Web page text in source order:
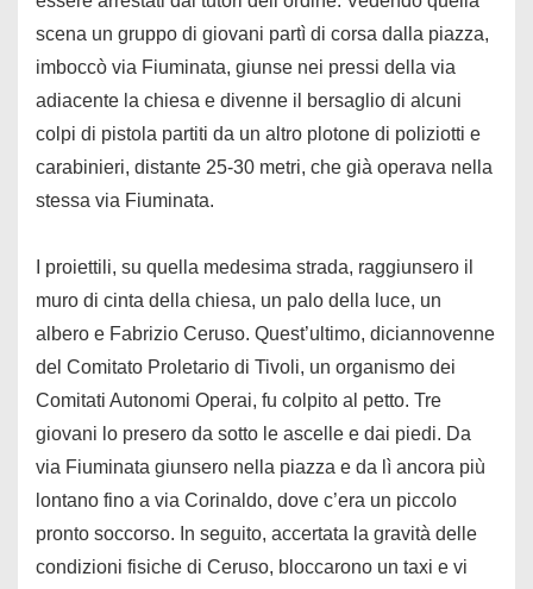
scena un gruppo di giovani partì di corsa dalla piazza,
imboccò via Fiuminata, giunse nei pressi della via
adiacente la chiesa e divenne il bersaglio di alcuni
colpi di pistola partiti da un altro plotone di poliziotti e
carabinieri, distante 25-30 metri, che già operava nella
stessa via Fiuminata.
I proiettili, su quella medesima strada, raggiunsero il
muro di cinta della chiesa, un palo della luce, un
albero e Fabrizio Ceruso. Quest’ultimo, diciannovenne
del Comitato Proletario di Tivoli, un organismo dei
Comitati Autonomi Operai, fu colpito al petto. Tre
giovani lo presero da sotto le ascelle e dai piedi. Da
via Fiuminata giunsero nella piazza e da lì ancora più
lontano fino a via Corinaldo, dove c’era un piccolo
pronto soccorso. In seguito, accertata la gravità delle
condizioni fisiche di Ceruso, bloccarono un taxi e vi